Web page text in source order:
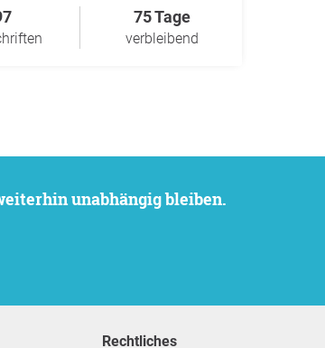
75 Tage
verbleibend
unabhängig bleiben.
Rechtliches